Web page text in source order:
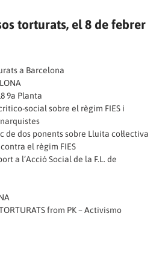
torturats, el 8 de febrer
a Barcelona
9a Planta
social sobre el règim FIES i
de dos ponents sobre Lluita col·lectiva
el règim FIES
a l’Acció Social de la F.L. de
from PK – Activismo